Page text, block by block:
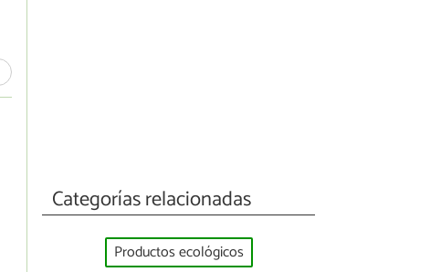
Categorías relacionadas
Productos ecológicos